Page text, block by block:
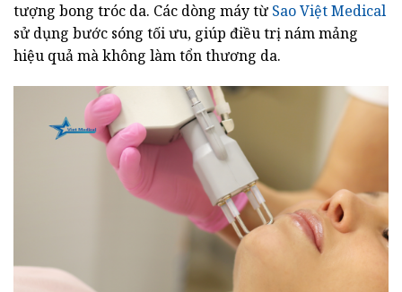
tượng bong tróc da. Các dòng máy từ Sao Việt Medical
sử dụng bước sóng tối ưu, giúp điều trị nám mảng
hiệu quả mà không làm tổn thương da.